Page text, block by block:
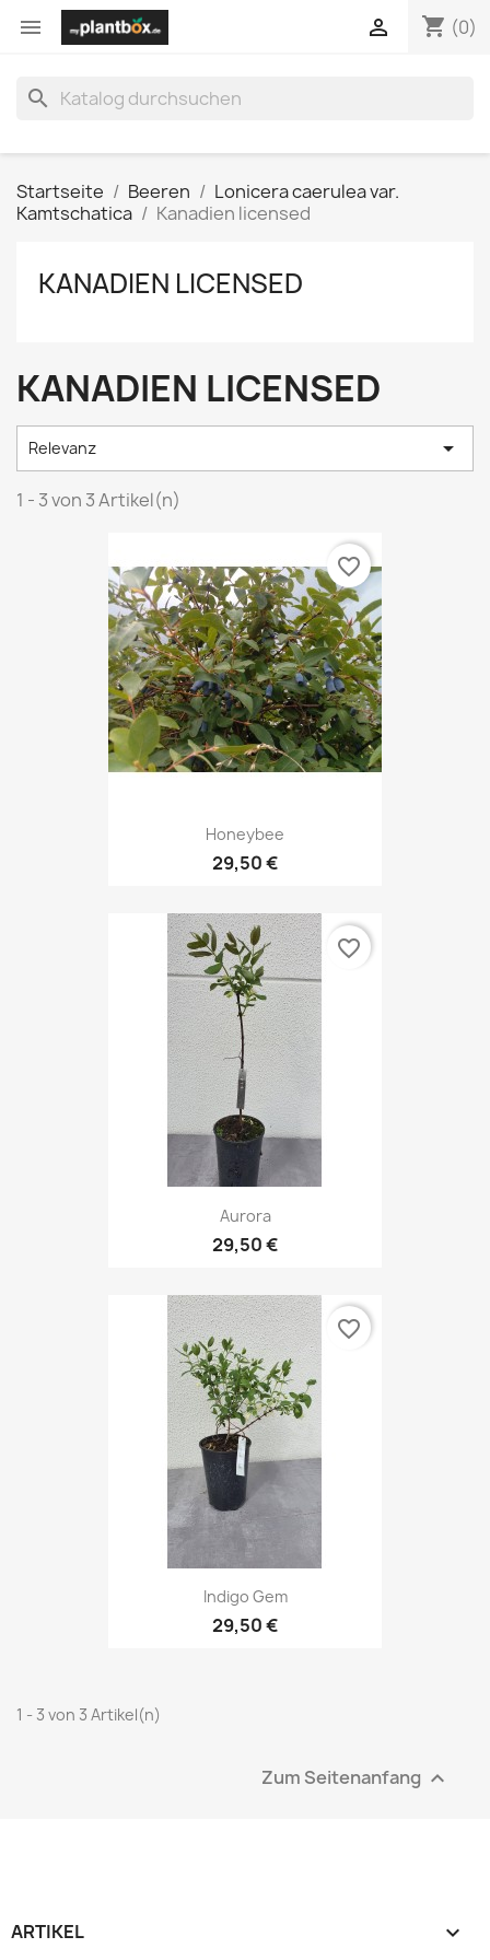
 shopping_cart (0)

search
Startseite Beeren
Lonicera caerulea var.
Kamtschatica
Kanadien licensed
KANADIEN LICENSED
KANADIEN LICENSED
Relevanz 
1 - 3 von 3 Artikel(n)
Honeybee
29,50 €
favorite_border
Aurora
29,50 €
favorite_border
Indigo Gem
29,50 €
favorite_border
1 - 3 von 3 Artikel(n)
Zum Seitenanfang 
ARTIKEL 